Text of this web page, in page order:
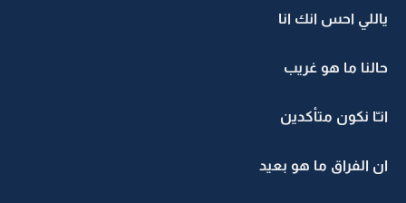
ياللي احس انك انا
حالنا ما هو غريب
انـّا نكون متأكدين
ان الفراق ما هو بعيد